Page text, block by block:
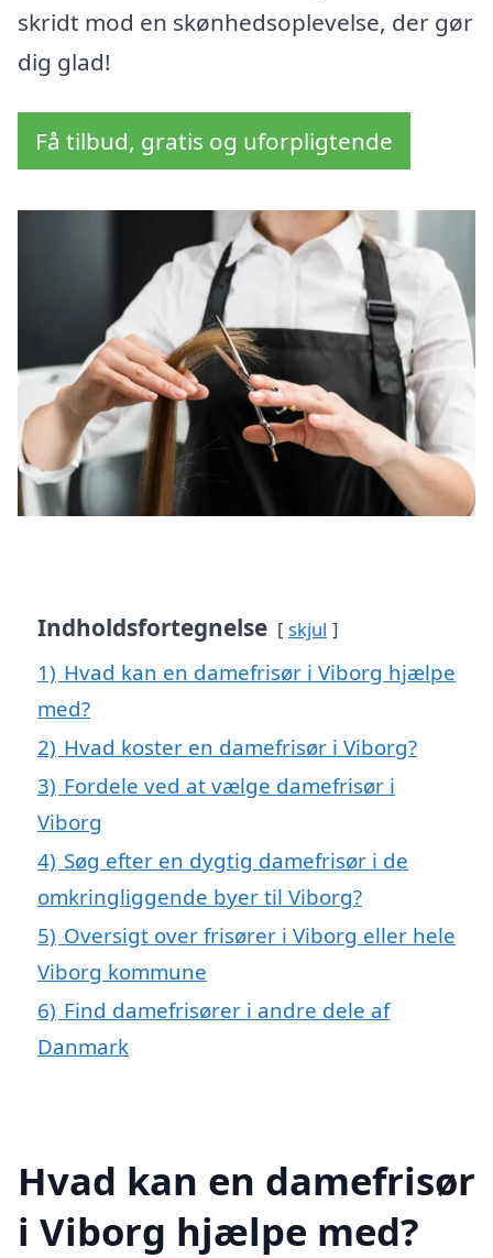
skridt mod en skønhedsoplevelse, der gør
dig glad!
Få tilbud, gratis og uforpligtende
Indholdsfortegnelse skjul
1) Hvad kan en damefrisør i Viborg hjælpe
med?
2) Hvad koster en damefrisør i Viborg?
3) Fordele ved at vælge damefrisør i
Viborg
4) Søg efter en dygtig damefrisør i de
omkringliggende byer til Viborg?
5) Oversigt over frisører i Viborg eller hele
Viborg kommune
6) Find damefrisører i andre dele af
Danmark
Hvad kan en damefrisør
i Viborg hjælpe med?